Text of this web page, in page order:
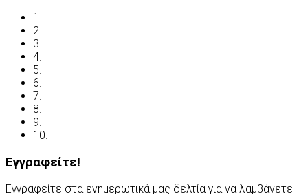
1.
2.
3.
4.
5.
6.
7.
8.
9.
10.
Εγγραφείτε!
Εγγραφείτε στα ενημερωτικά μας δελτία για να λαμβάνετε